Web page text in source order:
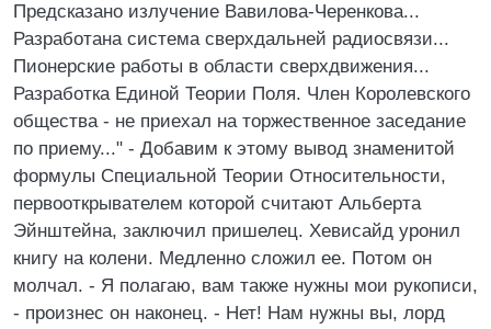
Предсказано излучение Вавилова-Черенкова...
Разработана система сверхдальней радиосвязи...
Пионерские работы в области сверхдвижения...
Разработка Единой Теории Поля. Член Королевского
общества - не приехал на торжественное заседание
по приему..." - Добавим к этому вывод знаменитой
формулы Специальной Теории Относительности,
первооткрывателем которой считают Альберта
Эйнштейна, заключил пришелец. Хевисайд уронил
книгу на колени. Медленно сложил ее. Потом он
молчал. - Я полагаю, вам также нужны мои рукописи,
- произнес он наконец. - Нет! Нам нужны вы, лорд